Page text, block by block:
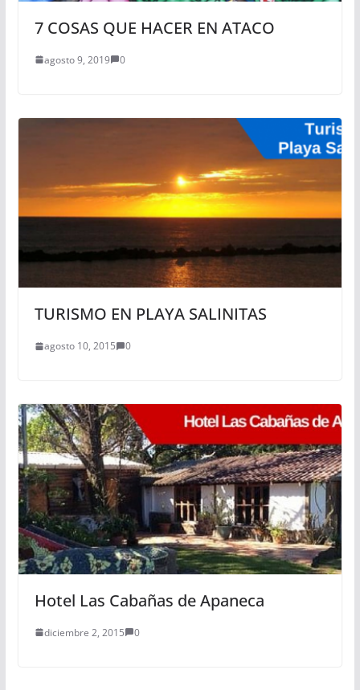
7 COSAS QUE HACER EN ATACO
agosto 9, 2019 0
TURISMO EN PLAYA SALINITAS
agosto 10, 2015 0
Hotel Las Cabañas de Apaneca
diciembre 2, 2015 0